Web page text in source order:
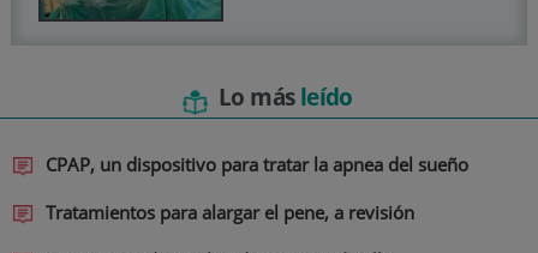
Lo másleído
CPAP, un dispositivo para tratar la apnea del sueño
Tratamientos para alargar el pene, a revisión